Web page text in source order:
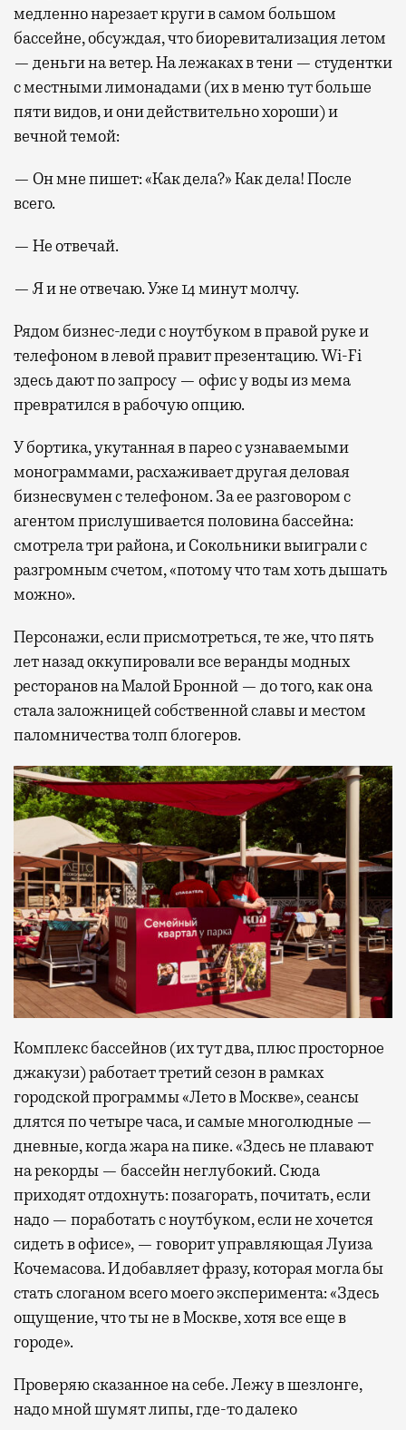
медленно нарезает круги в самом большом
бассейне, обсуждая, что биоревитализация летом
— деньги на ветер. На лежаках в тени — студентки
с местными лимонадами (их в меню тут больше
пяти видов, и они действительно хороши) и
вечной темой:
— Он мне пишет: «Как дела?» Как дела! После
всего.
— Не отвечай.
— Я и не отвечаю. Уже 14 минут молчу.
Рядом бизнес-леди с ноутбуком в правой руке и
телефоном в левой правит презентацию. Wi-Fi
здесь дают по запросу — офис у воды из мема
превратился в рабочую опцию.
У бортика, укутанная в парео с узнаваемыми
монограммами, расхаживает другая деловая
бизнесвумен с телефоном. За ее разговором с
агентом прислушивается половина бассейна:
смотрела три района, и Сокольники выиграли с
разгромным счетом, «потому что там хоть дышать
можно».
Персонажи, если присмотреться, те же, что пять
лет назад оккупировали все веранды модных
ресторанов на Малой Бронной — до того, как она
стала заложницей собственной славы и местом
паломничества толп блогеров.
Комплекс бассейнов (их тут два, плюс просторное
джакузи) работает третий сезон в рамках
городской программы «Лето в Москве», сеансы
длятся по четыре часа, и самые многолюдные —
дневные, когда жара на пике. «Здесь не плавают
на рекорды — бассейн неглубокий. Сюда
приходят отдохнуть: позагорать, почитать, если
надо — поработать с ноутбуком, если не хочется
сидеть в офисе», — говорит управляющая Луиза
Кочемасова. И добавляет фразу, которая могла бы
стать слоганом всего моего эксперимента: «Здесь
ощущение, что ты не в Москве, хотя все еще в
городе».
Проверяю сказанное на себе. Лежу в шезлонге,
надо мной шумят липы, где-то далеко